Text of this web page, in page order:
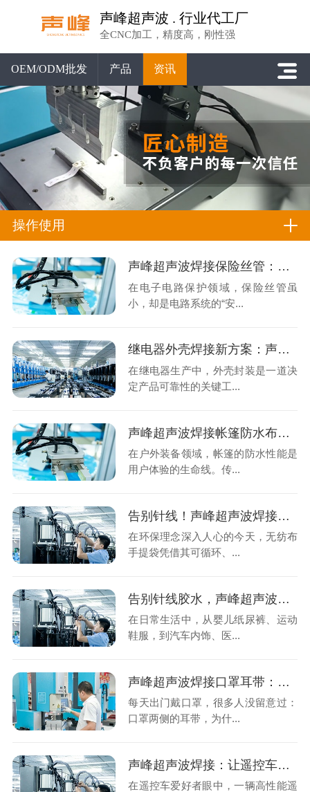
声峰超声波 . 行业代工厂
全CNC加工，精度高，刚性强
OEM/ODM批发 产品 资讯
操作使用
声峰超声波焊接保险丝管：小部件里的大工艺革新
在电子电路保护领域，保险丝管虽
小，却是电路系统的“安...
继电器外壳焊接新方案：声峰超声波技术为何成为行业首选？
在继电器生产中，外壳封装是一道决
定产品可靠性的关键工...
声峰超声波焊接帐篷防水布：告别针孔渗漏，拥抱无缝坚固
在户外装备领域，帐篷的防水性能是
用户体验的生命线。传...
告别针线！声峰超声波焊接让无纺布手提袋“无缝”升级
在环保理念深入人心的今天，无纺布
手提袋凭借其可循环、...
告别针线胶水，声峰超声波焊接让魔术贴“长”在材料上
在日常生活中，从婴儿纸尿裤、运动
鞋服，到汽车内饰、医...
声峰超声波焊接口罩耳带：看不见的“高频魔法”，撑起口罩的安全与舒适
每天出门戴口罩，很多人没留意过：
口罩两侧的耳带，为什...
声峰超声波焊接：让遥控车外壳更牢固、更精致的“隐形工匠”
在遥控车爱好者眼中，一辆高性能遥